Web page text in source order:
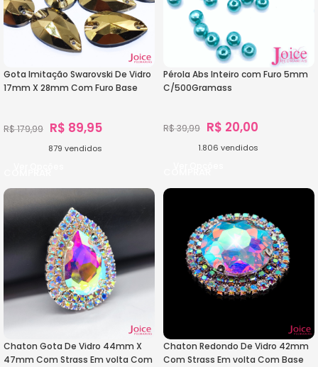
Gota Imitação Swarovski De Vidro
17mm X 28mm Com Furo Base
R$179,99 R$ 89,95
879 vendidos
Pérola Abs Inteiro com Furo 5mm
C/500Gramass
R$39,99 R$ 20,00
1.806 vendidos
Chaton Gota De Vidro 44mm X
47mm Com Strass Em volta Com
Chaton Redondo De Vidro 42mm
Com Strass Em volta Com Base